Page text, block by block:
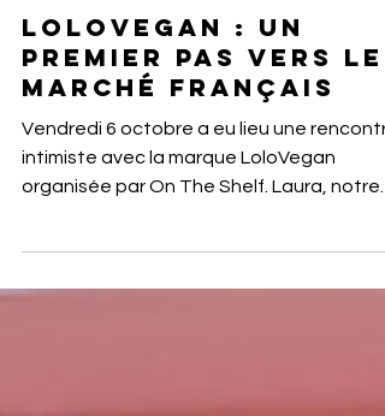
LoloVegan : un
premier pas vers le
marché français
Vendredi 6 octobre a eu lieu une
intimiste avec la marque LoloVegan
fondatrice a...